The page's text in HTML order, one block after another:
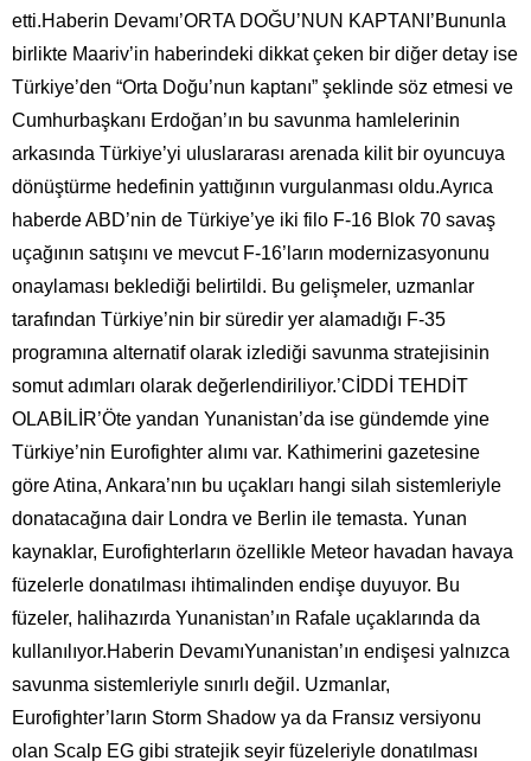
etti.Haberin Devamı’ORTA DOĞU’NUN KAPTANI’Bununla
birlikte Maariv’in haberindeki dikkat çeken bir diğer detay ise
Türkiye’den “Orta Doğu’nun kaptanı” şeklinde söz etmesi ve
Cumhurbaşkanı Erdoğan’ın bu savunma hamlelerinin
arkasında Türkiye’yi uluslararası arenada kilit bir oyuncuya
dönüştürme hedefinin yattığının vurgulanması oldu.Ayrıca
haberde ABD’nin de Türkiye’ye iki filo F-16 Blok 70 savaş
uçağının satışını ve mevcut F-16’ların modernizasyonunu
onaylaması beklediği belirtildi. Bu gelişmeler, uzmanlar
tarafından Türkiye’nin bir süredir yer alamadığı F-35
programına alternatif olarak izlediği savunma stratejisinin
somut adımları olarak değerlendiriliyor.’CİDDİ TEHDİT
OLABİLİR’Öte yandan Yunanistan’da ise gündemde yine
Türkiye’nin Eurofighter alımı var. Kathimerini gazetesine
göre Atina, Ankara’nın bu uçakları hangi silah sistemleriyle
donatacağına dair Londra ve Berlin ile temasta. Yunan
kaynaklar, Eurofighterların özellikle Meteor havadan havaya
füzelerle donatılması ihtimalinden endişe duyuyor. Bu
füzeler, halihazırda Yunanistan’ın Rafale uçaklarında da
kullanılıyor.Haberin DevamıYunanistan’ın endişesi yalnızca
savunma sistemleriyle sınırlı değil. Uzmanlar,
Eurofighter’ların Storm Shadow ya da Fransız versiyonu
olan Scalp EG gibi stratejik seyir füzeleriyle donatılması